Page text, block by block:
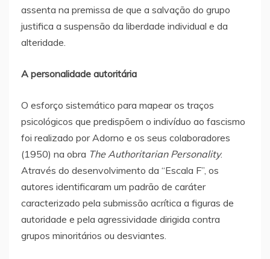
assenta na premissa de que a salvação do grupo
justifica a suspensão da liberdade individual e da
alteridade.
A personalidade autoritária
O esforço sistemático para mapear os traços
psicológicos que predispõem o indivíduo ao fascismo
foi realizado por Adorno e os seus colaboradores
(1950) na obra The Authoritarian Personality.
Através do desenvolvimento da “Escala F”, os
autores identificaram um padrão de caráter
caracterizado pela submissão acrítica a figuras de
autoridade e pela agressividade dirigida contra
grupos minoritários ou desviantes.